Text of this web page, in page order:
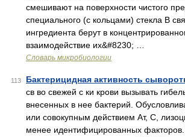
смешивают на поверхности чистого
специального (с кольцами) стекла В
ингредиента берут в
взаимодействие их&#8230; …
Словарь микробиологии
113 Бактерицидная активность
св во свежей с ки крови вызывать
внесенных в нее бактерий.
или совокупным действием Ат, С,
менее идентифицированных